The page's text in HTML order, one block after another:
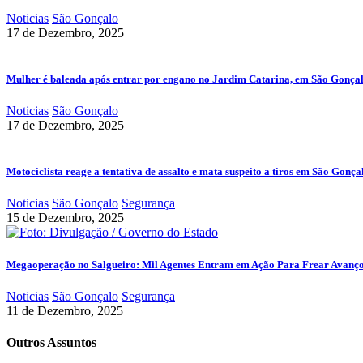
Noticias São Gonçalo
17 de Dezembro, 2025
Mulher é baleada após entrar por engano no Jardim Catarina, em São
Noticias São Gonçalo
17 de Dezembro, 2025
Motociclista reage a tentativa de assalto e mata suspeito a tiros em São
Noticias São Gonçalo Segurança
15 de Dezembro, 2025
Megaoperação no Salgueiro: Mil Agentes Entram em Ação Para Frear
Noticias São Gonçalo Segurança
11 de Dezembro, 2025
Outros Assuntos